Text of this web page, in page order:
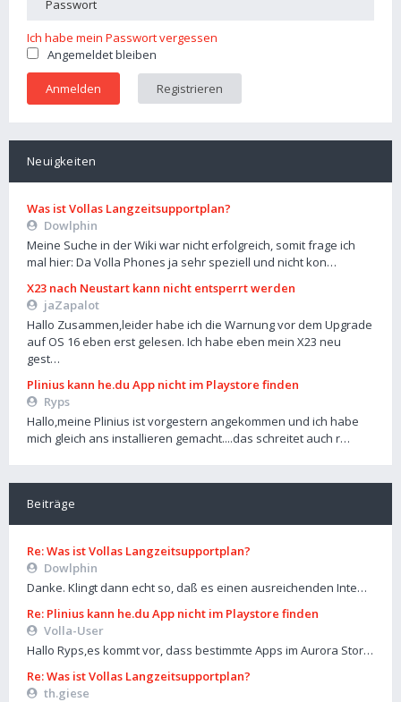
Ich habe mein Passwort vergessen
Angemeldet bleiben
Registrieren
Neuigkeiten
Was ist Vollas Langzeitsupportplan?
Dowlphin
Meine Suche in der Wiki war nicht erfolgreich, somit frage ich
mal hier: Da Volla Phones ja sehr speziell und nicht kon…
X23 nach Neustart kann nicht entsperrt werden
jaZapalot
Hallo Zusammen,leider habe ich die Warnung vor dem Upgrade
auf OS 16 eben erst gelesen. Ich habe eben mein X23 neu
gest…
Plinius kann he.du App nicht im Playstore finden
Ryps
Hallo,meine Plinius ist vorgestern angekommen und ich habe
mich gleich ans installieren gemacht....das schreitet auch r…
Beiträge
Re: Was ist Vollas Langzeitsupportplan?
Dowlphin
Danke. Klingt dann echt so, daß es einen ausreichenden Inte…
Re: Plinius kann he.du App nicht im Playstore finden
Volla-User
Hallo Ryps,es kommt vor, dass bestimmte Apps im Aurora Stor…
Re: Was ist Vollas Langzeitsupportplan?
th.giese